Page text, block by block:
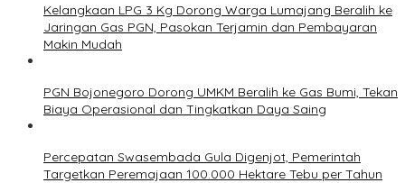
Kelangkaan LPG 3 Kg Dorong Warga Lumajang Beralih ke
Jaringan Gas PGN, Pasokan Terjamin dan Pembayaran
Makin Mudah
PGN Bojonegoro Dorong UMKM Beralih ke Gas Bumi, Tekan
Biaya Operasional dan Tingkatkan Daya Saing
Percepatan Swasembada Gula Digenjot, Pemerintah
Targetkan Peremajaan 100.000 Hektare Tebu per Tahun